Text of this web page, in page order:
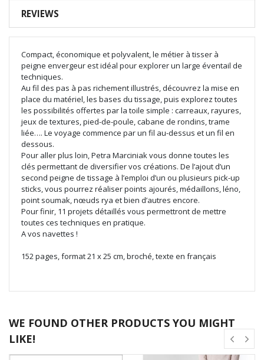
REVIEWS
Compact, économique et polyvalent, le métier à tisser à
peigne envergeur est idéal pour explorer un large éventail de
techniques.
Au fil des pas à pas richement illustrés, découvrez la mise en
place du matériel, les bases du tissage, puis explorez toutes
les possibilités offertes par la toile simple : carreaux, rayures,
jeux de textures, pied-de-poule, cabane de rondins, trame
liée…. Le voyage commence par un fil au-dessus et un fil en
dessous.
Pour aller plus loin, Petra Marciniak vous donne toutes les
clés permettant de diversifier vos créations. De l’ajout d’un
second peigne de tissage à l’emploi d’un ou plusieurs pick-up
sticks, vous pourrez réaliser points ajourés, médaillons, léno,
point soumak, nœuds rya et bien d’autres encore.
Pour finir, 11 projets détaillés vous permettront de mettre
toutes ces techniques en pratique.
A vos navettes !
152 pages, format 21 x 25 cm, broché, texte en français
WE FOUND OTHER PRODUCTS YOU MIGHT
LIKE!